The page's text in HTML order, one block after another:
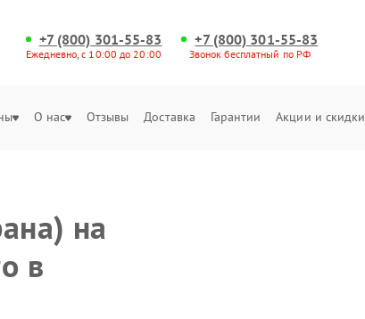
+7 (800) 301-55-83
Ежедневно, с 10:00 до 20:00
+7 (800) 301-55-83
Звонок бесплатный по РФ
О нас Отзывы Доставка Гарантии Акции и скидки
на
в